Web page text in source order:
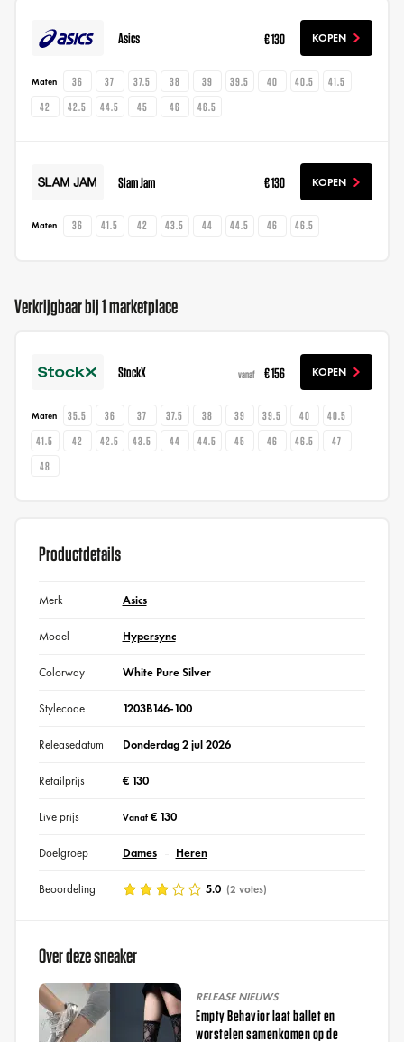
Asics € 130 KOPEN
Maten 36 37 37.5 38 39 39.5 40 40.5
41.5
42
42.5 44.5 45 46 46.5
Slam Jam € 130 KOPEN
Maten 36 41.5 42 43.5 44 44.5 46 46.5
Verkrijgbaar bij 1 marketplace
StockX vanaf € 156 KOPEN
Maten 35.5 36 37 37.5 38 39 39.5 40
40.5
41.5
42 42.5 43.5 44 44.5 45 46 46.5
47
48
Productdetails
Merk Asics
Model Hypersync
Colorway White Pure Silver
Stylecode 1203B146-100
Releasedatum Donderdag 2 jul 2026
Retailprijs € 130
Live prijs Vanaf€ 130
Doelgroep Dames Heren
Beoordeling 5.0 (2 votes)
Over deze sneaker
RELEASE NIEUWS
Empty Behavior laat ballet en
worstelen samenkomen op de